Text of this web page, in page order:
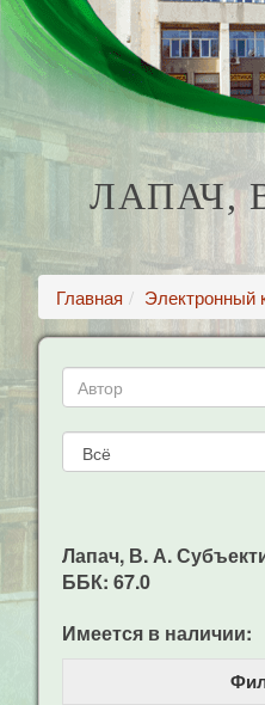
ЛАПАЧ,
Главная Электронный
Лапач, В. А.
ББК: 67.0
Имеется в наличии: